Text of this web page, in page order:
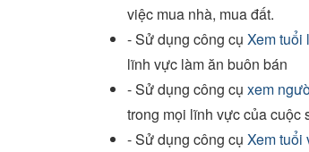
việc mua nhà, mua đất.
- Sử dụng công cụ Xem tuổi
lĩnh vực làm ăn buôn bán
- Sử dụng công cụ xem
trong mọi lĩnh vực của cuộc
- Sử dụng công cụ Xem tuổi